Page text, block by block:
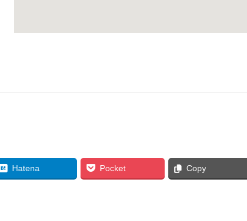
Hatena Pocket Copy